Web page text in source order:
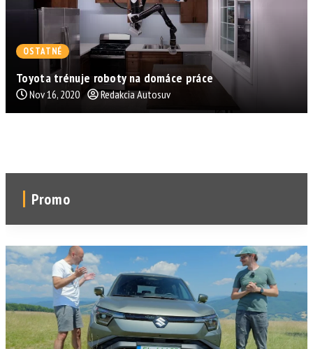
OSTATNÉ
Toyota trénuje roboty na domáce práce
Nov 16, 2020 Redakcia Autosuv
Promo